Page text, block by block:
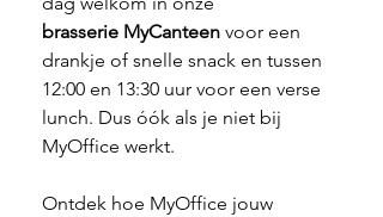
brasserie MyCanteen voor een
drankje of snelle snack en tussen
12:00 en 13:30 uur voor een verse
lunch. Dus óók als je niet bij
MyOffice werkt.
Ontdek hoe MyOffice jouw